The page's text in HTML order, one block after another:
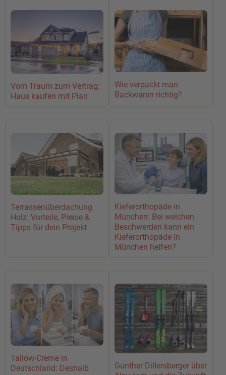
Vom Traum zum Vertrag:
Haus kaufen mit Plan
Wie verpackt man
Backwaren richtig?
Terrassenüberdachung
Holz: Vorteile, Preise &
Tipps für dein Projekt
Kieferorthopäde in
München: Bei welchen
Beschwerden kann ein
Kieferorthopäde in
München helfen?
Tallow-Creme in
Deutschland: Deshalb
Gunther Dillersberger über
Tame Impala & JENNIE